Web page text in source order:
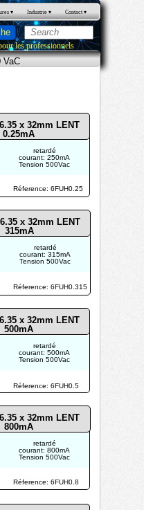
▾ Industrie ▾ Contact ▾
les professionnels
fusible
retardé
courant: 250mA
Tension 500Vac
Réference: 6FUH0.25
x 32mm LENT
0.25mA
VaC
Réference: 6FUH0.315
Réference: 6FUH0.5
Réference: 6FUH0.8
retardé
courant: 315mA
Tension 500Vac
retardé
courant: 500mA
Tension 500Vac
retardé
courant: 800mA
Tension 500Vac
x 32mm LENT
315mA
x 32mm LENT
500mA
x 32mm LENT
800mA